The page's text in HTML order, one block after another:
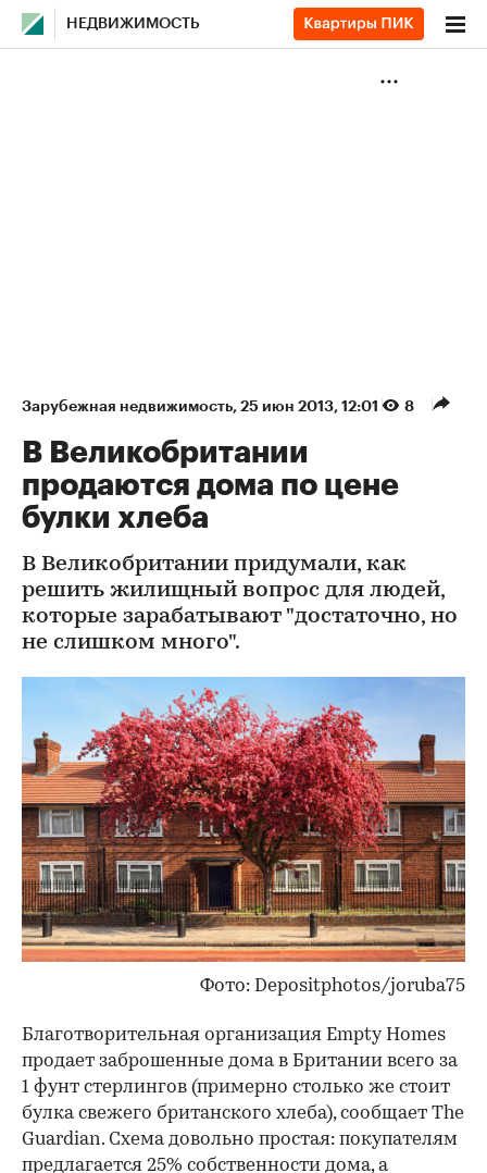
НЕДВИЖИМОСТЬ
Зарубежная недвижимость⁠, 25 июн 2013, 12:01 8
В Великобритании
продаются дома по цене
булки хлеба
В Великобритании придумали, как
решить жилищный вопрос для людей,
которые зарабатывают "достаточно, но
не слишком много".
Фото: Depositphotos/joruba75
Благотворительная организация Empty Homes
продает заброшенные дома в Британии всего за
1 фунт стерлингов (примерно столько же стоит
булка свежего британского хлеба), сообщает The
Guardian. Схема довольно простая: покупателям
предлагается 25% собственности дома, а